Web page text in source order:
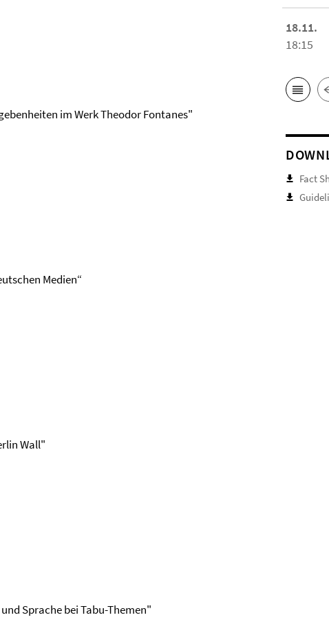
im Werk Theodor Fontanes"
Medien“
Wall"
Sprache bei Tabu-Themen"
18.11.
18:15
Fact